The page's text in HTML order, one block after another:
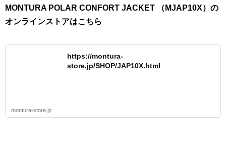
MONTURA POLAR CONFORT JACKET （MJAP10X）の
オンラインストアはこちら
https://montura-
store.jp/SHOP/JAP10X.html
montura-store.jp